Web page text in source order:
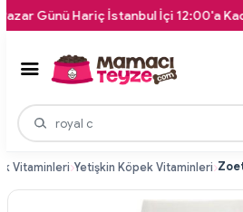
Hariç İstanbul İçi 12:00'a Kadar
Vitaminleri Yetişkin Köpek Vitaminleri